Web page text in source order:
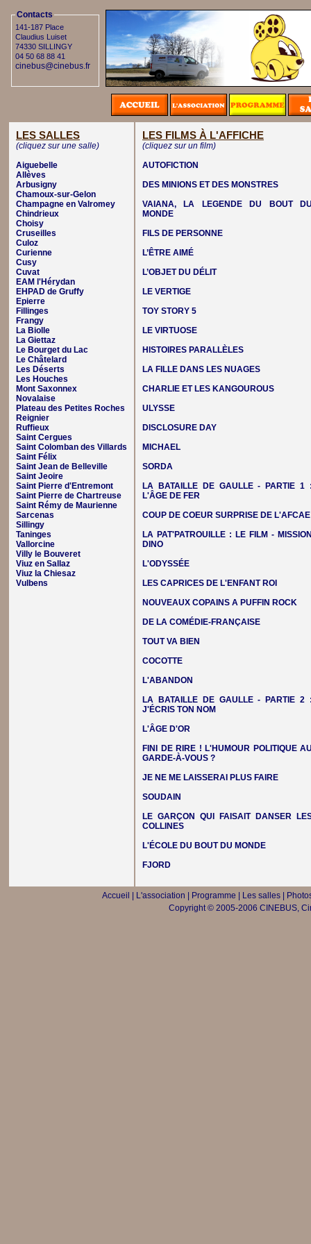
Contacts
141-187 Place
Claudius Luiset
74330 SILLINGY
04 50 68 88 41
cinebus@cinebus.fr
LES SALLES
(cliquez sur une salle)
Aiguebelle
Allèves
Arbusigny
Chamoux-sur-Gelon
Champagne en Valromey
Chindrieux
Choisy
Cruseilles
Culoz
Curienne
Cusy
Cuvat
EAM l'Hérydan
EHPAD de Gruffy
Epierre
Fillinges
Frangy
La Biolle
La Giettaz
Le Bourget du Lac
Le Châtelard
Les Déserts
Les Houches
Mont Saxonnex
Novalaise
Plateau des Petites Roches
Reignier
Ruffieux
Saint Cergues
Saint Colomban des Villards
Saint Félix
Saint Jean de Belleville
Saint Jeoire
Saint Pierre d'Entremont
Saint Pierre de Chartreuse
Saint Rémy de Maurienne
Sarcenas
Sillingy
Taninges
Vallorcine
Villy le Bouveret
Viuz en Sallaz
Viuz la Chiesaz
Vulbens
LES FILMS À L'AFFICHE
(cliquez sur un film)
AUTOFICTION
DES MINIONS ET DES MONSTRES
VAIANA, LA LEGENDE DU BOUT
MONDE
FILS DE PERSONNE
L’ÊTRE AIMÉ
L’OBJET DU DÉLIT
LE VERTIGE
TOY STORY 5
LE VIRTUOSE
HISTOIRES PARALLÈLES
LA FILLE DANS LES NUAGES
CHARLIE ET LES KANGOUROUS
ULYSSE
DISCLOSURE DAY
MICHAEL
SORDA
LA BATAILLE DE GAULLE - PARTIE 1
L'ÂGE DE FER
COUP DE COEUR SURPRISE DE L'AFCAE
LA PAT'PATROUILLE : LE FILM -
DINO
L'ODYSSÉE
LES CAPRICES DE L'ENFANT ROI
NOUVEAUX COPAINS A PUFFIN ROCK
DE LA COMÉDIE-FRANÇAISE
TOUT VA BIEN
COCOTTE
L'ABANDON
LA BATAILLE DE GAULLE - PARTIE 2
J'ÉCRIS TON NOM
L'ÂGE D'OR
FINI DE RIRE ! L'HUMOUR POLITIQUE
GARDE-À-VOUS ?
JE NE ME LAISSERAI PLUS FAIRE
SOUDAIN
LE GARÇON QUI FAISAIT DANSER
COLLINES
L'ÉCOLE DU BOUT DU MONDE
FJORD
Accueil L'association Programme Les salles|
Copyright © 2005-2006 CINEBUS,